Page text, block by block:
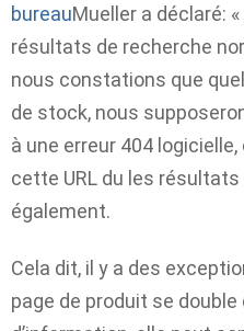
bureauMueller a déclaré:
résultats de recherche
nous constations que
de stock, nous
à une erreur 404
cette URL du les
également.
Cela dit, il y a des
page de produit se double